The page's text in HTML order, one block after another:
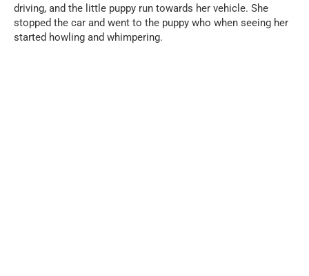
driving, and the little puppy run towards her vehicle. She
stopped the car and went to the puppy who when seeing her
started howling and whimpering.